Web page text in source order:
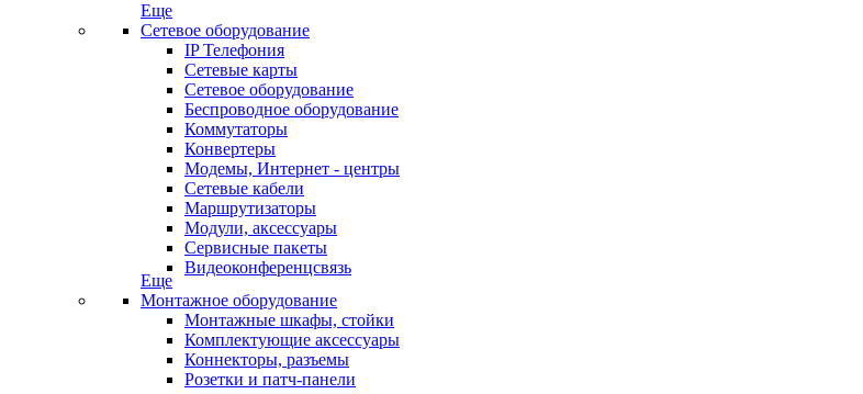
Еще
Сетевое оборудование
IP Телефония
Сетевые карты
Сетевое оборудование
Беспроводное оборудование
Коммутаторы
Конвертеры
Модемы, Интернет - центры
Сетевые кабели
Маршрутизаторы
Модули, аксессуары
Сервисные пакеты
Видеоконференцсвязь
Еще
Монтажное оборудование
Монтажные шкафы, стойки
Комплектующие аксессуары
Коннекторы, разъемы
Розетки и патч-панели